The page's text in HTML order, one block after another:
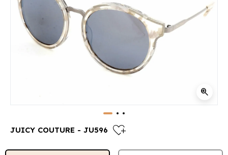
zoom_in
JUICY COUTURE - JU596 heart_plus